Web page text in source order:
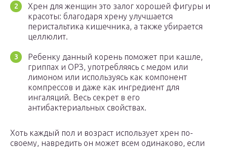
Хрен для женщин это залог хорошей фигуры и
красоты: благодаря хрену улучшается
перистальтика кишечника, а также убирается
целлюлит.
Ребенку данный корень поможет при кашле,
гриппах и ОРЗ, употребляясь с медом или
лимоном или используясь как компонент
компрессов и даже как ингредиент для
ингаляций. Весь секрет в его
антибактериальных свойствах.
Хоть каждый пол и возраст использует хрен по-
своему, навредить он может всем одинаково, если